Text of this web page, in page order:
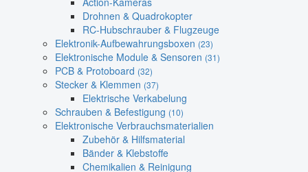
Drohnen & Quadrokopter
RC-Hubschrauber & Flugzeuge
Elektronik-Aufbewahrungsboxen (23)
Elektronische Module & Sensoren (31)
PCB & Protoboard (32)
Stecker & Klemmen (37)
Elektrische Verkabelung
Schrauben & Befestigung (10)
Elektronische Verbrauchsmaterialien
Zubehör & Hilfsmaterial
Bänder & Klebstoffe
Chemikalien & Reinigung